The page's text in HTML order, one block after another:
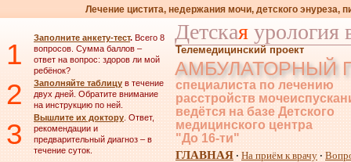
Лечение цистита, недержания мочи, детского энуреза,
1 Заполните анкету-тест. Всего 8
вопросов. Сумма баллов –
ответ на вопрос: здоров ли мой
ребёнок?
2 Заполняйте таблицу в течение
двух дней. Обратите внимание
на инструкцию по ней.
3 Вышлите их доктору. Ответ,
рекомендации и
предварительный диагноз – в
течение суток.
Детская урология
Телемедицинский проект
АМБУЛАТОРНЫЙ
специалиста по лечению
расстройств
ведётся на базе Детского
медицинского центра
"До 16-ти"
ГЛАВНАЯ · На приём к врачу ·